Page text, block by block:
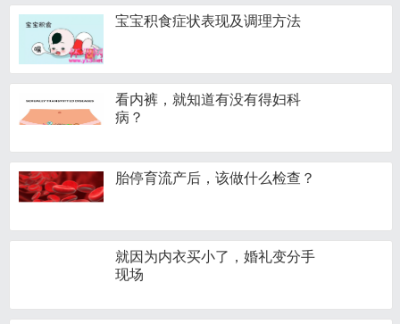
宝宝积食症状表现及调理方法
看内裤，就知道有没有得妇科
病？
​胎停育流产后，该做什么检查？
就因为内衣买小了，婚礼变分手
现场